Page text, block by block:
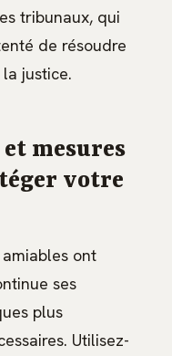
tribunaux, qui
de résoudre
justice.
mesures
votre
ont
ses
plus
Utilisez-